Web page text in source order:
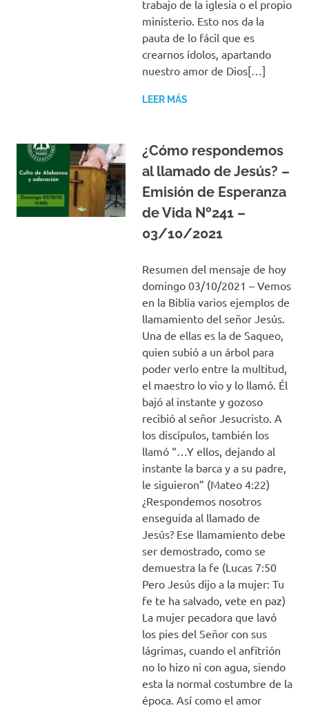
trabajo de la iglesia o el propio
ministerio. Esto nos da la
pauta de lo fácil que es
crearnos ídolos, apartando
nuestro amor de Dios[…]
LEER MÁS
¿Cómo respondemos
al llamado de Jesús? –
Emisión de Esperanza
de Vida Nº241 –
03/10/2021
Resumen del mensaje de hoy
domingo 03/10/2021 – Vemos
en la Biblia varios ejemplos de
llamamiento del señor Jesús.
Una de ellas es la de Saqueo,
quien subió a un árbol para
poder verlo entre la multitud,
el maestro lo vio y lo llamó. Él
bajó al instante y gozoso
recibió al señor Jesucristo. A
los discípulos, también los
llamó “…Y ellos, dejando al
instante la barca y a su padre,
le siguieron” (Mateo 4:22)
¿Respondemos nosotros
enseguida al llamado de
Jesús? Ese llamamiento debe
ser demostrado, como se
demuestra la fe (Lucas 7:50
Pero Jesús dijo a la mujer: Tu
fe te ha salvado, vete en paz)
La mujer pecadora que lavó
los pies del Señor con sus
lágrimas, cuando el anfitrión
no lo hizo ni con agua, siendo
esta la normal costumbre de la
época. Así como el amor